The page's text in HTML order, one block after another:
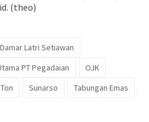
(theo)
Damar Latri Setiawan
PT Pegadaian
OJK
Sunarso
Tabungan Emas